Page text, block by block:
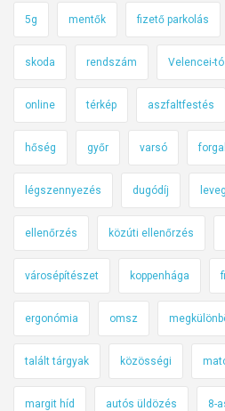
5g mentők fizető parkolás
skoda rendszám Velencei-tó
online térkép aszfaltfestés
hőség győr varsó
légszennyezés dugódíj
ellenőrzés közúti ellenőrzés
városépítészet koppenhága
ergonómia omsz
talált tárgyak közösségi
margit híd autós üldözés 8-